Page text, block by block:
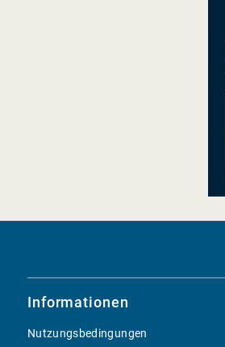
Informationen
Nutzungsbedingungen